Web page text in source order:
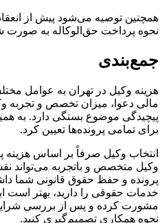
همچنین توصیه می‌شود پیش از انعقاد
نحوه پرداخت حق‌الوکاله به صورت
جمع‌بندی
هزینه وکیل در تهران به عوامل
مالی دعوا، میزان تخصص و تجربه
پیچیدگی موضوع بستگی دارد. به
برای تمامی پرونده‌ها تعیین کرد.
انتخاب وکیل صرفاً بر اساس
وکیل متخصص و باتجربه می‌تواند
پرونده و حفظ حقوق قانونی شما
خدمات حقوقی را دارید، بهتر است
مشورت کرده و پس از بررسی شرایط
نحوه همکاری تصمیم‌گیری کنید.